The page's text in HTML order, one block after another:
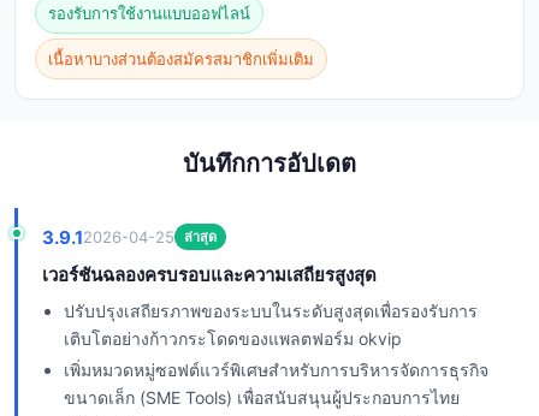
รองรับการใช้งานแบบออฟไลน์
เนื้อหาบางส่วนต้องสมัครสมาชิกเพิ่มเติม
บันทึกการอัปเดต
3.9.12026-04-25 ล่าสุด
เวอร์ชันฉลองครบรอบและความเสถียรสูงสุด
ปรับปรุงเสถียรภาพของระบบในระดับสูงสุดเพื่อรองรับการ
เติบโตอย่างก้าวกระโดดของแพลตฟอร์ม okvip
เพิ่มหมวดหมู่ซอฟต์แวร์พิเศษสำหรับการบริหารจัดการธุรกิจ
ขนาดเล็ก (SME Tools) เพื่อสนับสนุนผู้ประกอบการไทย